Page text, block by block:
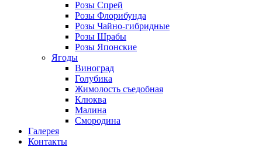
Розы Спрей
Розы Флорибунда
Розы Чайно-гибридные
Розы Шрабы
Розы Японские
Ягоды
Виноград
Голубика
Жимолость съедобная
Клюква
Малина
Смородина
Галерея
Контакты